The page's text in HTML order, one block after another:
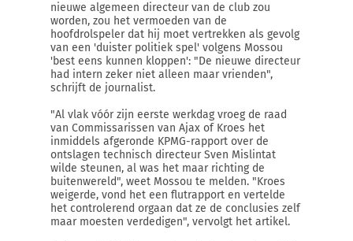
nieuwe algemeen directeur van de club zou
worden, zou het vermoeden van de
hoofdrolspeler dat hij moet vertrekken als gevolg
van een 'duister politiek spel' volgens Mossou
'best eens kunnen kloppen': "De nieuwe directeur
had intern zeker niet alleen maar vrienden",
schrijft de journalist.
"Al vlak vóór zijn eerste werkdag vroeg de raad
van Commissarissen van Ajax of Kroes het
inmiddels afgeronde KPMG-rapport over de
ontslagen technisch directeur Sven Mislintat
wilde steunen, al was het maar richting de
buitenwereld", weet Mossou te melden. "Kroes
weigerde, vond het een flutrapport en vertelde
het controlerend orgaan dat ze de conclusies zelf
maar moesten verdedigen", vervolgt het artikel.